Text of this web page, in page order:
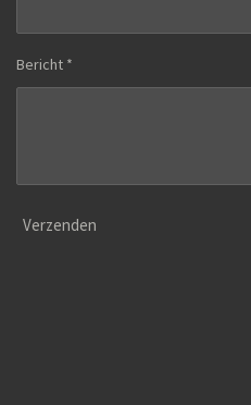
Bericht *
Verzenden